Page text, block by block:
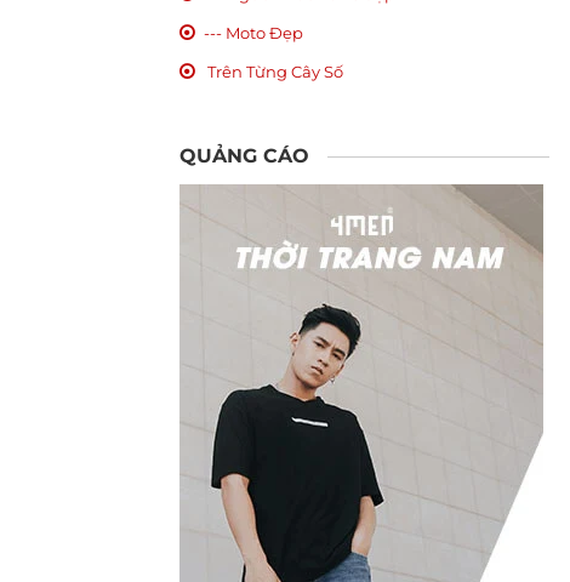
--- Moto Đẹp
Trên Từng Cây Số
QUẢNG CÁO